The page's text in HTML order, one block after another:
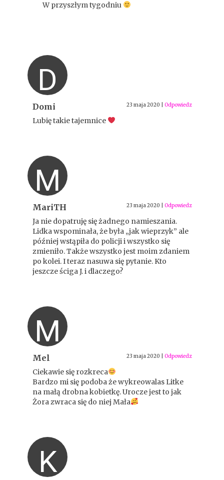
W przyszłym tygodniu
D
Domi 23 maja 2020 Odpowiedz
Lubię takie tajemnice
M
MariTH 23 maja 2020 Odpowiedz
Ja nie dopatruję się żadnego namieszania.
Lidka wspominała, że była „jak wieprzyk” ale
później wstąpiła do policji i wszystko się
zmieniło. Także wszystko jest moim zdaniem
po kolei. I teraz nasuwa się pytanie. Kto
jeszcze ściga J. i dlaczego?
M
Mel 23 maja 2020 Odpowiedz
Ciekawie się rozkreca
Bardzo mi się podoba że wykreowalas Litke
na małą drobna kobietkę. Urocze jest to jak
Żora zwraca się do niej Mała
K